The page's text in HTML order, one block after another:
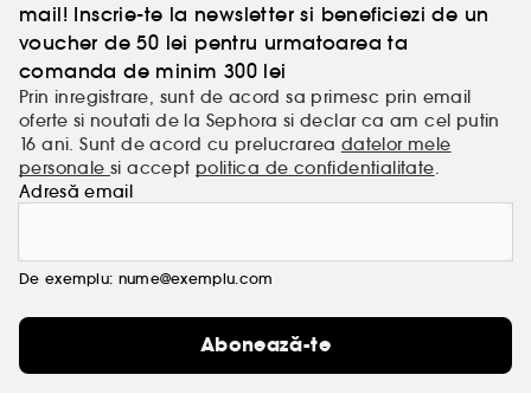
mail! Inscrie-te la newsletter si beneficiezi de un
voucher de 50 lei pentru urmatoarea ta
comanda de minim 300 lei
Prin inregistrare, sunt de acord sa primesc prin email
oferte si noutati de la Sephora si declar ca am cel putin
16 ani. Sunt de acord cu prelucrarea datelor mele
personalesi accept politica de confidentialitate.
Adresă email
De exemplu: nume@exemplu.com
Abonează-te